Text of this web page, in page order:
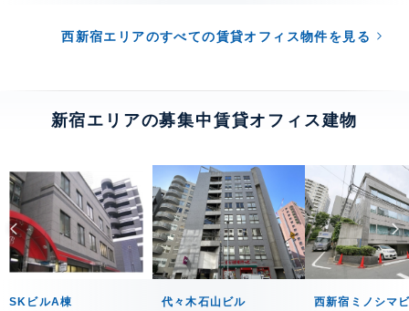
西新宿エリアのすべての賃貸オフィス物件を見る
新宿エリアの募集中賃貸オフィス建物
SKビルA棟
代々木石山ビル
西新宿ミノシマ